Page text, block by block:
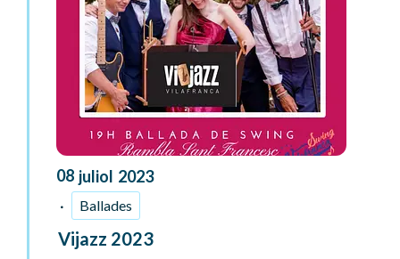
08 juliol 2023
Ballades
Vijazz 2023